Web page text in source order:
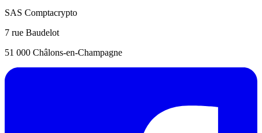
SAS Comptacrypto
7 rue Baudelot
51 000 Châlons-en-Champagne